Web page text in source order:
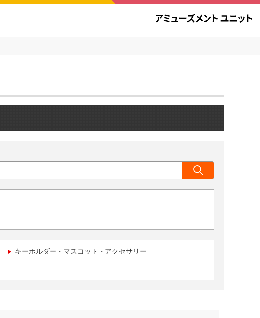
キーホルダー・マスコット・アクセサリー